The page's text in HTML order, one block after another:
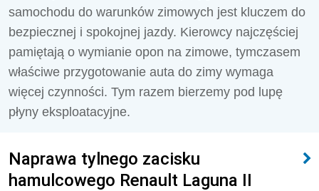
samochodu do warunków zimowych jest kluczem do
bezpiecznej i spokojnej jazdy. Kierowcy najczęściej
pamiętają o wymianie opon na zimowe, tymczasem
właściwe przygotowanie auta do zimy wymaga
więcej czynności. Tym razem bierzemy pod lupę
płyny eksploatacyjne.
Naprawa tylnego zacisku
hamulcowego Renault Laguna II